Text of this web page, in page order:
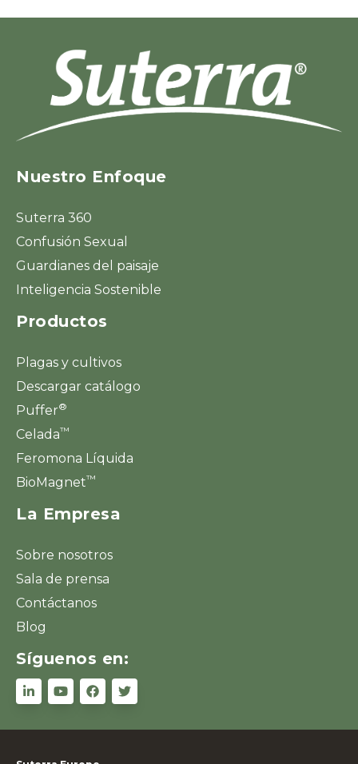
Nuestro Enfoque
Suterra 360
Confusión Sexual
Guardianes del paisaje
Inteligencia Sostenible
Productos
Plagas y cultivos
Descargar catálogo
Puffer®
Celada™
Feromona Líquida
BioMagnet™
La Empresa
Sobre nosotros
Sala de prensa
Contáctanos
Blog
Síguenos en: